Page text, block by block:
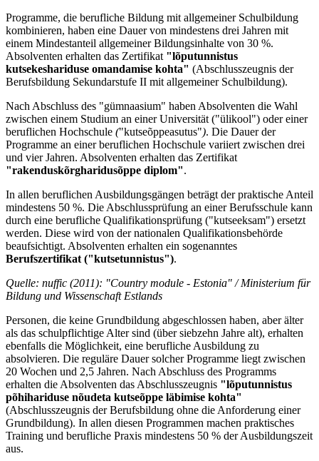
Programme, die berufliche Bildung mit allgemeiner Schulbildung
kombinieren, haben eine Dauer von mindestens drei Jahren mit
einem Mindestanteil allgemeiner Bildungsinhalte von 30 %.
Absolventen erhalten das Zertifikat "lõputunnistus
kutsekeshariduse omandamise kohta" (Abschlusszeugnis der
Berufsbildung Sekundarstufe II mit allgemeiner Schulbildung).
Nach Abschluss des "gümnaasium" haben Absolventen die Wahl
zwischen einem Studium an einer Universität ("ülikool") oder einer
beruflichen Hochschule ("kutseõppeasutus"). Die Dauer der
Programme an einer beruflichen Hochschule variiert zwischen drei
und vier Jahren. Absolventen erhalten das Zertifikat
"rakenduskõrgharidusõppe diplom".
In allen beruflichen Ausbildungsgängen beträgt der praktische Anteil
mindestens 50 %. Die Abschlussprüfung an einer Berufsschule kann
durch eine berufliche Qualifikationsprüfung ("kutseeksam") ersetzt
werden. Diese wird von der nationalen Qualifikationsbehörde
beaufsichtigt. Absolventen erhalten ein sogenanntes
Berufszertifikat ("kutsetunnistus").
Quelle: nuffic (2011): "Country module - Estonia" / Ministerium für
Bildung und Wissenschaft Estlands
Personen, die keine Grundbildung abgeschlossen haben, aber älter
als das schulpflichtige Alter sind (über siebzehn Jahre alt), erhalten
ebenfalls die Möglichkeit, eine berufliche Ausbildung zu
absolvieren. Die reguläre Dauer solcher Programme liegt zwischen
20 Wochen und 2,5 Jahren. Nach Abschluss des Programms
erhalten die Absolventen das Abschlusszeugnis "lõputunnistus
põhihariduse nõudeta kutseõppe läbimise kohta"
(Abschlusszeugnis der Berufsbildung ohne die Anforderung einer
Grundbildung). In allen diesen Programmen machen praktisches
Training und berufliche Praxis mindestens 50 % der Ausbildungszeit
aus.